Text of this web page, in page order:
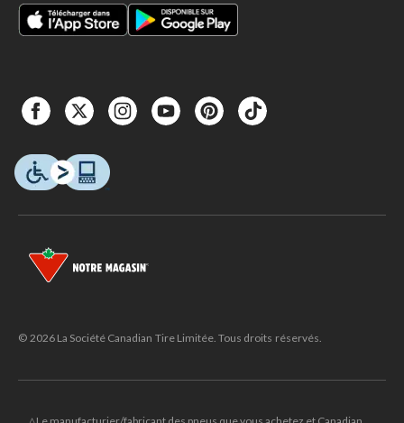
© 2026 La Société Canadian Tire Limitée. Tous droits réservés.